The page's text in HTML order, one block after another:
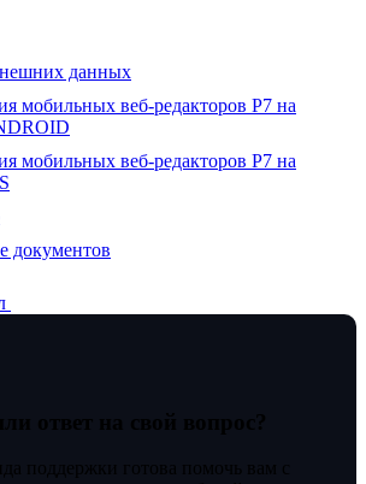
данных
мобильных веб-редакторов Р7 на
мобильных веб-редакторов Р7 на
документов
ответ на свой вопрос?
поддержки готова помочь вам с